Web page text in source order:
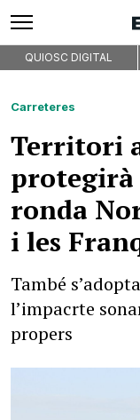
QUIOSC DIGITAL
Carreteres
Territori
protegirà
ronda
i les
També
l’impacrte
propers